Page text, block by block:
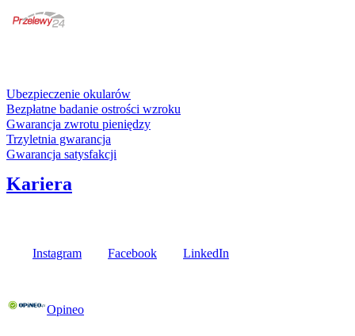
Ubezpieczenie okularów
Bezpłatne badanie ostrości wzroku
Gwarancja zwrotu pieniędzy
Trzyletnia gwarancja
Gwarancja satysfakcji
Kariera
Instagram Facebook LinkedIn
Opineo